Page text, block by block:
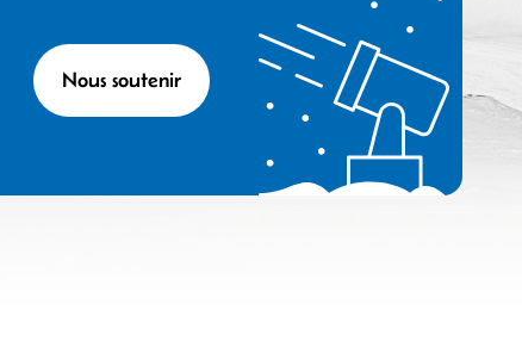
Nous soutenir